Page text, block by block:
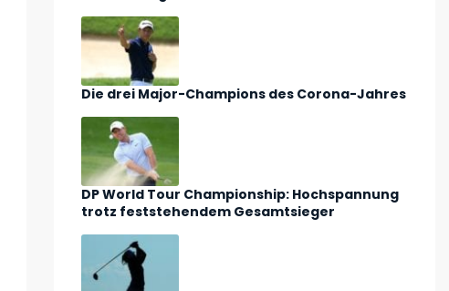
Die drei Major-Champions des Corona-Jahres
DP World Tour Championship: Hochspannung
trotz feststehendem Gesamtsieger